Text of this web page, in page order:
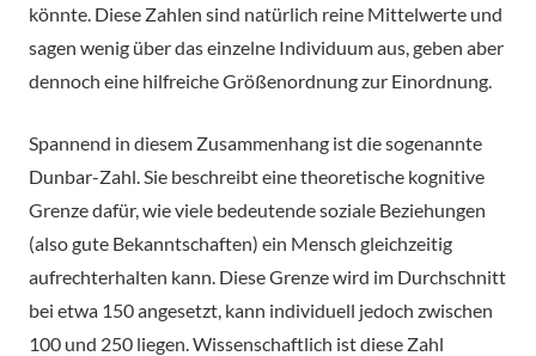
könnte. Diese Zahlen sind natürlich reine Mittelwerte und
sagen wenig über das einzelne Individuum aus, geben aber
dennoch eine hilfreiche Größenordnung zur Einordnung.
Spannend in diesem Zusammenhang ist die sogenannte
Dunbar-Zahl. Sie beschreibt eine theoretische kognitive
Grenze dafür, wie viele bedeutende soziale Beziehungen
(also gute Bekanntschaften) ein Mensch gleichzeitig
aufrechterhalten kann. Diese Grenze wird im Durchschnitt
bei etwa 150 angesetzt, kann individuell jedoch zwischen
100 und 250 liegen. Wissenschaftlich ist diese Zahl